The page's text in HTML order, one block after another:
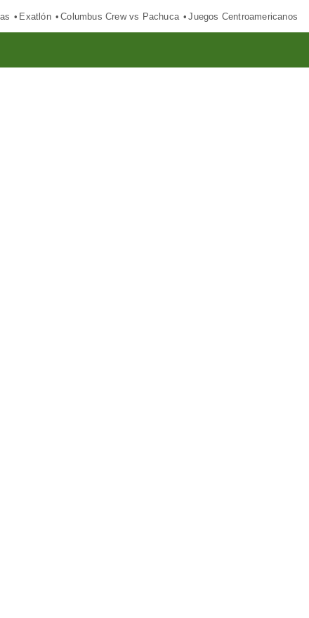
Exatlón Columbus Crew vs Pachuca Juegos Centroamericanos